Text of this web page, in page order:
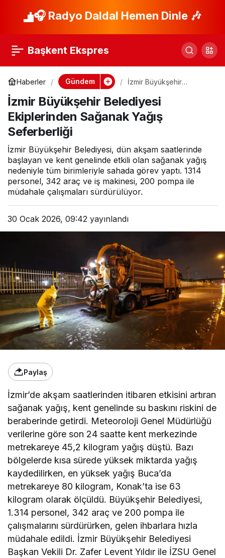
🎧 Radyo Daldal Hemen Dinle 🎶
Başkent Ekspres
Haberler Gündem
İzmir Büyükşehir
Sağanak Yağış
Seferberliği
İzmir Büyükşehir Belediyesi
Ekiplerinden Sağanak Yağış
Seferberliği
İzmir Büyükşehir Belediyesi, dün akşam saatlerinde
başlayan ve kent genelinde etkili olan sağanak yağış
nedeniyle tüm birimleriyle sahada görev yaptı. 1314
personel, 342 araç ve iş makinesi, 200 pompa ile
müdahale çalışmaları sürdürülüyor.
30 Ocak 2026, 09:42 yayınlandı
Paylaş
İzmir’de akşam saatlerinden itibaren etkisini artıran
sağanak yağış, kent genelinde su baskını riskini de
beraberinde getirdi. Meteoroloji Genel Müdürlüğü
verilerine göre son 24 saatte kent merkezinde
metrekareye 45,2 kilogram yağış düştü. Bazı
bölgelerde kısa sürede yüksek miktarda yağış
kaydedilirken, en yüksek yağış Buca’da
metrekareye 80 kilogram, Konak’ta ise 63
kilogram olarak ölçüldü. Büyükşehir Belediyesi,
1.314 personel, 342 araç ve 200 pompa ile
çalışmalarını sürdürürken, gelen ihbarlara hızla
müdahale edildi. İzmir Büyükşehir Belediyesi
Başkan Vekili Dr. Zafer Levent Yıldır ile İZSU Genel
Taşınmaz kültür
limitleri güncellendi
Paylaş